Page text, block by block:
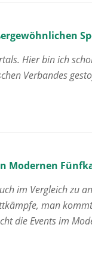
Hier bin ich
Verbandes
Modernen
im Vergleich zu
man
die Events im